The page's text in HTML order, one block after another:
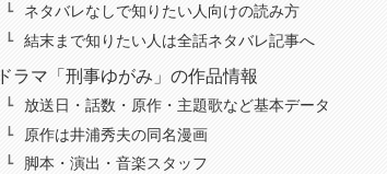
ネタバレなしで知りたい人向けの読み方
結末まで知りたい人は全話ネタバレ記事へ
ドラマ「刑事ゆがみ」の作品情報
放送日・話数・原作・主題歌など基本データ
原作は井浦秀夫の同名漫画
脚本・演出・音楽スタッフ